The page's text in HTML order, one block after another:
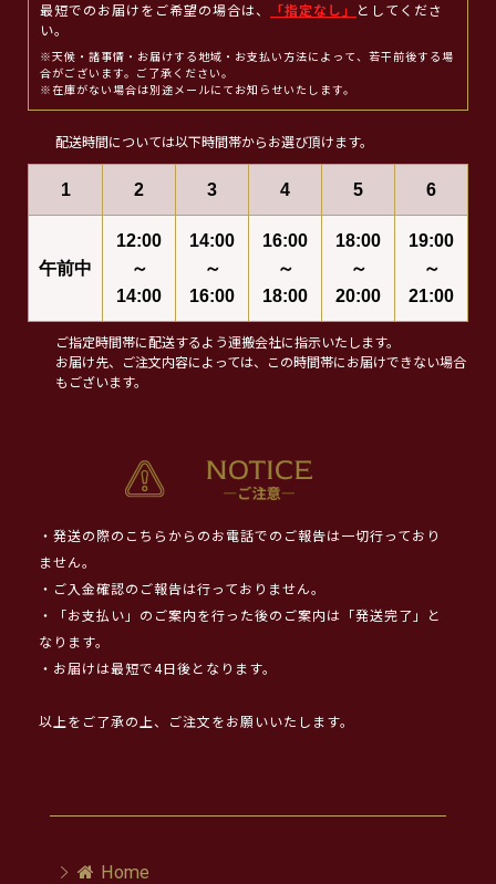
最短でのお届けをご希望の場合は、
「指定なし」
としてくださ
い。
※天候・諸事情・お届けする地域・お支払い方法によって、若干前後する場
合がございます。ご了承ください。
※在庫がない場合は別途メールにてお知らせいたします。
配送時間については以下時間帯からお選び頂けます。
1 2 3 4 5 6
午前中
12:00
～
14:00
14:00
～
16:00
16:00
～
18:00
18:00
～
20:00
19:00
～
21:00
ご指定時間帯に配送するよう運搬会社に指示いたします。
お届け先、ご注文内容によっては、この時間帯にお届けできない場合
もございます。
・発送の際のこちらからのお電話でのご報告は一切行っており
ません。
・ご入金確認のご報告は行っておりません。
・「お支払い」のご案内を行った後のご案内は「発送完了」と
なります。
・お届けは最短で4日後となります。
以上をご了承の上、ご注文をお願いいたします。
Home